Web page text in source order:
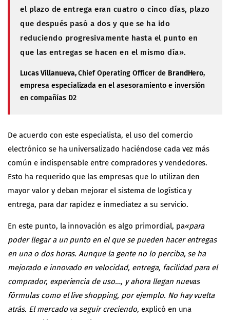
el plazo de entrega eran cuatro o cinco días, plazo
que después pasó a dos y que se ha ido
reduciendo progresivamente hasta el punto en
que las entregas se hacen en el mismo día».
Lucas Villanueva, Chief Operating Officer de BrandHero,
empresa especializada en el asesoramiento e inversión
en compañías D2
De acuerdo con este especialista, el uso del comercio
electrónico se ha universalizado haciéndose cada vez más
común e indispensable entre compradores y vendedores.
Esto ha requerido que las empresas que lo utilizan den
mayor valor y deban mejorar el sistema de logística y
entrega, para dar rapidez e inmediatez a su servicio.
En este punto, la innovación es algo primordial, pa«para
poder llegar a un punto en el que se pueden hacer entregas
en una o dos horas. Aunque la gente no lo perciba, se ha
mejorado e innovado en velocidad, entrega, facilidad para el
comprador, experiencia de uso…, y ahora llegan nuevas
fórmulas como el live shopping, por ejemplo. No hay vuelta
atrás. El mercado va seguir creciendo, explicó en una